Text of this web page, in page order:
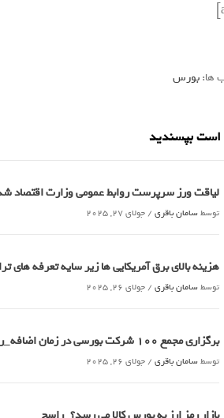
ها:بورس
بپسندید
لیاقت ورز سرپرست روابط عمومی وزارت اقتصاد
توسطسامان باقری / جولای 27, 2025
هزینه بالای برق آمریکایی ها زیر سایه تعرفه
توسطسامان باقری / جولای 26, 2025
برگزاری مجمع 100 شرکت بورسی در زمان اضافه_راسخ
توسطسامان باقری / جولای 26, 2025